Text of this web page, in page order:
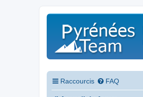
Raccourcis FAQ